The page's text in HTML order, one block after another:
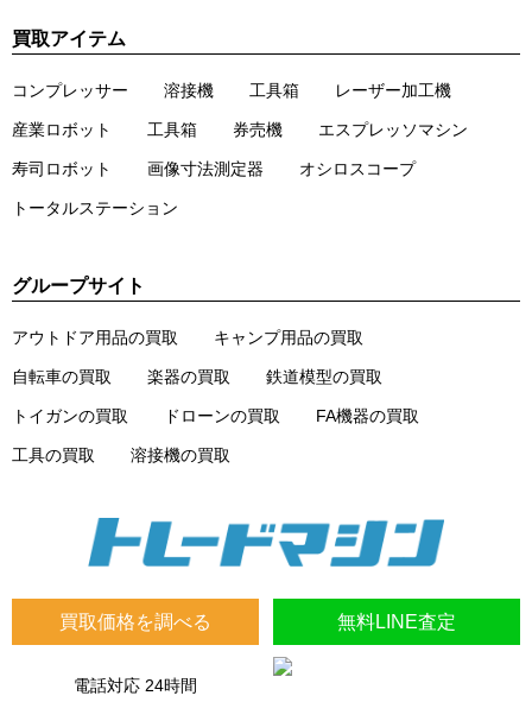
買取価格を調べる 無料LINE査定
電話対応 24時間
買取アイテム
コンプレッサー 溶接機 工具箱 レーザー加工機
産業ロボット 工具箱 券売機 エスプレッソマシン
寿司ロボット 画像寸法測定器 オシロスコープ
トータルステーション
グループサイト
アウトドア用品の買取 キャンプ用品の買取
自転車の買取 楽器の買取 鉄道模型の買取
トイガンの買取 ドローンの買取 FA機器の買取
工具の買取 溶接機の買取